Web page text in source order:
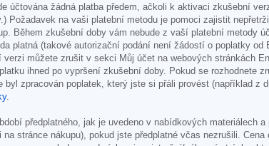
účtována žádná platba předem, ačkoli k aktivaci zkušební
na vaši platební metodu je pomoci zajistit
Během zkušební doby vám nebude z vaší platební metody
platná (takové autorizační podání není žádostí o poplatky
můžete zrušit v sekci Můj účet na webových stránkách
ihned po vypršení zkušební doby. Pokud se rozhodnete
zpracován poplatek, který jste si přáli provést (například z
.
předplatného, jak je uvedeno v nabídkových materiálech
stránce nákupu), pokud jste předplatné včas nezrušili.